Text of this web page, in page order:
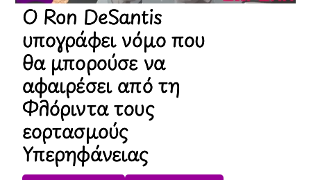
Ο Ron DeSantis
υπογράφει νόμο που
θα μπορούσε να
αφαιρέσει από τη
Φλόριντα τους
εορτασμούς
Υπερηφάνειας